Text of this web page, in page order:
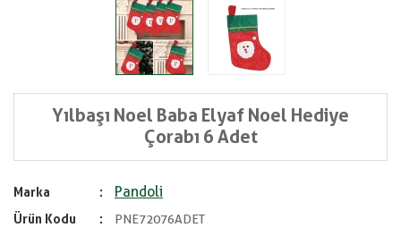
Yılbaşı Noel Baba Elyaf Noel Hediye
Çorabı 6 Adet
Marka Pandoli
Ürün Kodu
PNE72076ADET